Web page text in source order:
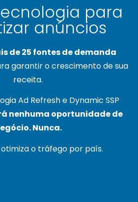
para
anúncios
de 25 fontes de demanda
garantir o crescimento de sua
receita.
Ad Refresh e Dynamic SSP
nenhuma oportunidade de
Nunca.
otimiza o tráfego por país.